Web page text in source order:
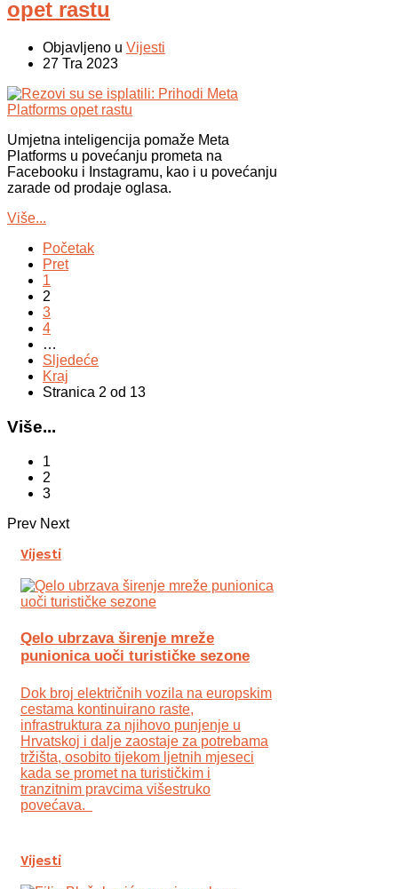
opet rastu
Objavljeno u Vijesti
27 Tra 2023
Umjetna inteligencija pomaže Meta
Platforms u povećanju prometa na
Facebooku i Instagramu, kao i u povećanju
zarade od prodaje oglasa.
Više...
Početak
Pret
1
2
3
4
…
Sljedeće
Kraj
Stranica 2 od 13
Više...
1
2
3
Prev Next
Vijesti
Qelo ubrzava širenje mreže
punionica uoči turističke sezone
Dok broj električnih vozila na europskim
cestama kontinuirano raste,
infrastruktura za njihovo punjenje u
Hrvatskoj i dalje zaostaje za potrebama
tržišta, osobito tijekom ljetnih mjeseci
kada se promet na turističkim i
tranzitnim pravcima višestruko
povećava.
Vijesti